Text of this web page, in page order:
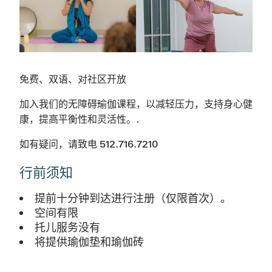
免费、双语、对社区开放
加入我们的无障碍瑜伽课程，以减轻压力，支持身心健
康，提高平衡性和灵活性。.
如有疑问，请致电 512.716.7210
行前须知
提前十分钟到达进行注册（仅限首次）。
空间有限
托儿服务没有
将提供瑜伽垫和瑜伽砖